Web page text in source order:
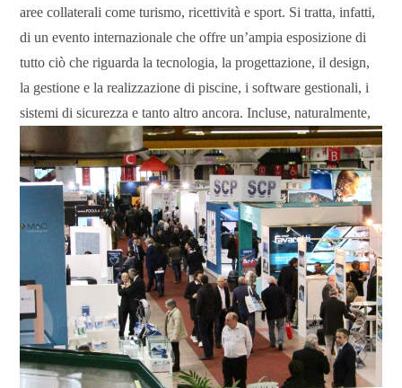
aree collaterali come turismo, ricettività e sport. Si tratta, infatti,
di un evento internazionale che offre un’ampia esposizione di
tutto ciò che riguarda la tecnologia, la progettazione, il design,
la gestione e la realizzazione di piscine, i software gestionali, i
sistemi di sicurezza e tanto altro ancora. Incluse, naturalmente,